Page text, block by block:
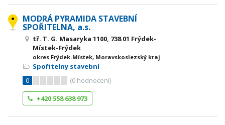
MODRÁ PYRAMIDA STAVEBNÍ
SPOŘITELNA, a.s.
tř. T. G. Masaryka 1100, 738 01 Frýdek-
Místek-Frýdek
okres Frýdek-Místek, Moravskoslezský kraj
Spořitelny stavební
0
(0 hodnocení)
+420 558 638 973